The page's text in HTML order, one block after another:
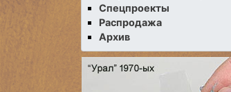
Спецпроекты
Распродажа
Архив